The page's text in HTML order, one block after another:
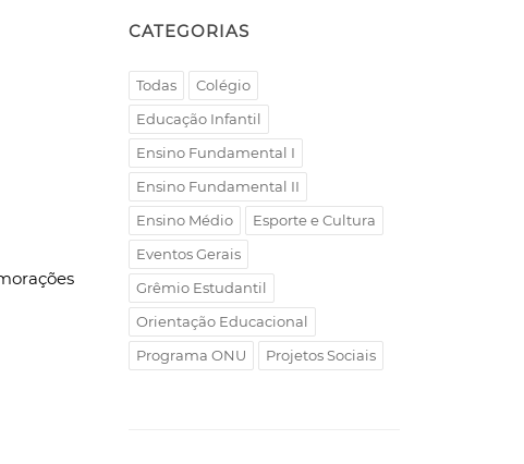
CATEGORIAS
Todas
Colégio
Educação Infantil
Ensino Fundamental I
Ensino Fundamental II
Ensino Médio
Esporte e Cultura
Eventos Gerais
Grêmio Estudantil
Orientação Educacional
Programa ONU
Projetos Sociais